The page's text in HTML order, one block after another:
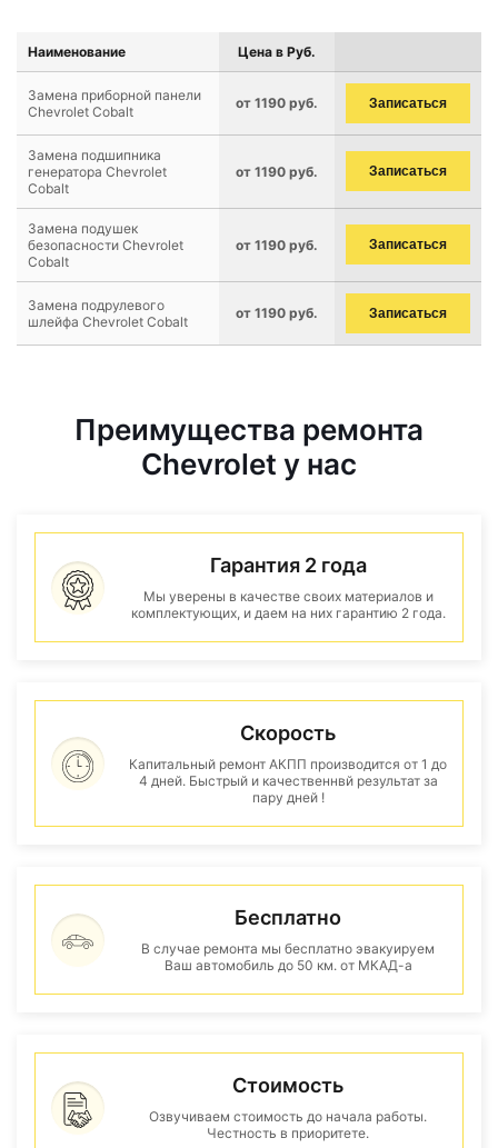
Наименование Цена в Руб.
Замена приборной панели
Chevrolet Cobalt
от 1190 руб. Записаться
Замена подшипника
генератора Chevrolet
Cobalt
от 1190 руб. Записаться
Замена подушек
безопасности Chevrolet
Cobalt
от 1190 руб. Записаться
Замена подрулевого
шлейфа Chevrolet Cobalt
от 1190 руб. Записаться
Преимущества ремонта
Chevrolet у нас
Гарантия 2 года
Мы уверены в качестве своих материалов и
комплектующих, и даем на них гарантию 2 года.
Скорость
Капитальный ремонт АКПП производится от 1 до
4 дней. Быстрый и качественнвй результат за
пару дней !
Бесплатно
В случае ремонта мы бесплатно эвакуируем
Ваш автомобиль до 50 км. от МКАД-а
Стоимость
Озвучиваем стоимость до начала работы.
Честность в приоритете.